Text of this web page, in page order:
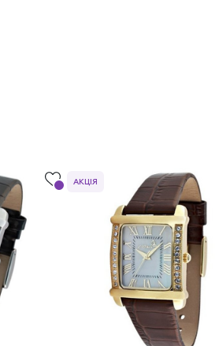
АКЦІЯ